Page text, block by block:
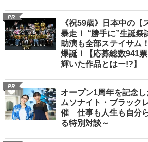
PR
《祝59歳》日本中の【
暴走！ “勝手に”生誕祭
助演も全部ステイサム
爆誕！【応募総数941
輝いた作品とはー!?】
PR
オープン1周年を記念
ムソナイト・ブラック
催 仕事も人生も自分
る特別対談～